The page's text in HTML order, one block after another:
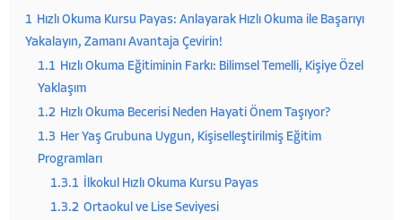
1 Hızlı Okuma Kursu Payas: Anlayarak Hızlı Okuma ile Başarıyı
Yakalayın, Zamanı Avantaja Çevirin!
1.1 Hızlı Okuma Eğitiminin Farkı: Bilimsel Temelli, Kişiye Özel
Yaklaşım
1.2 Hızlı Okuma Becerisi Neden Hayati Önem Taşıyor?
1.3 Her Yaş Grubuna Uygun, Kişiselleştirilmiş Eğitim
Programları
1.3.1
İlkokul Hızlı Okuma Kursu Payas
1.3.2 Ortaokul ve Lise Seviyesi